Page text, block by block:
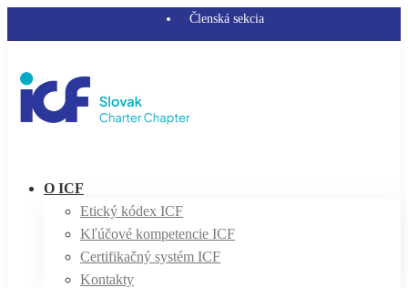
Členská sekcia
O ICF
Etický kódex ICF
Kľúčové kompetencie ICF
Certifikačný systém ICF
Kontakty